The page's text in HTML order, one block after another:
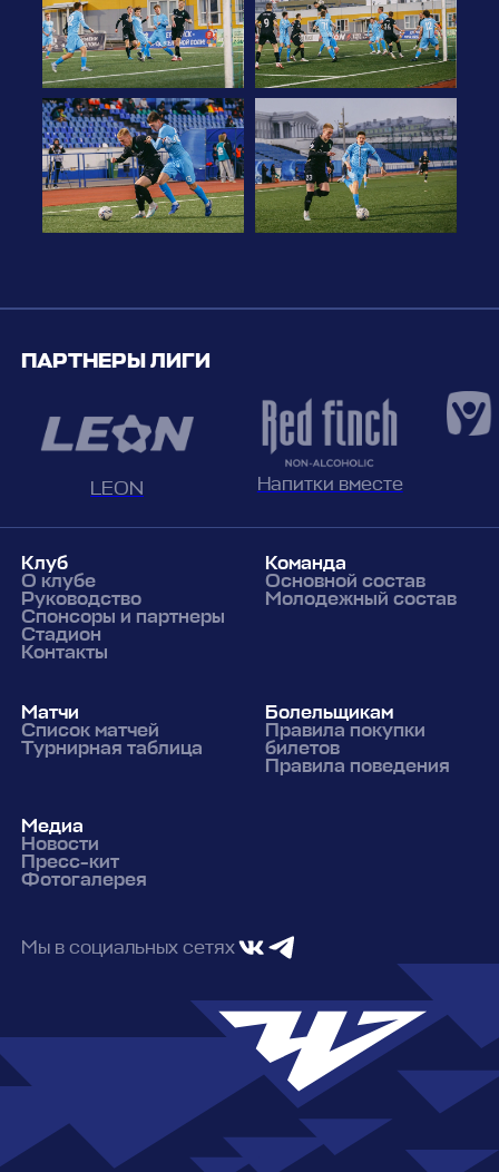
ПАРТНЕРЫ ЛИГИ
LEON Напитки вместе
Клуб
О клубе
Руководство
Спонсоры и партнеры
Стадион
Контакты
Команда
Основной состав
Молодежный состав
Матчи
Список матчей
Турнирная таблица
Болельщикам
Правила покупки
билетов
Правила поведения
Медиа
Новости
Пресс-кит
Фотогалерея
Мы в социальных сетях